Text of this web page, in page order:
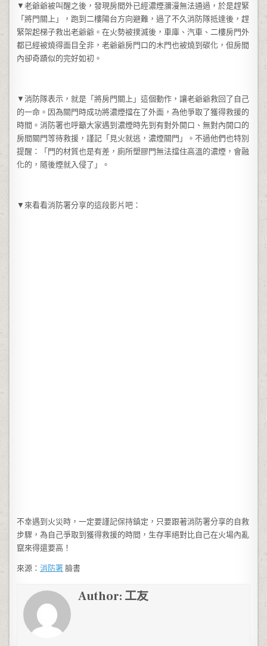
▼老爺爺被叫醒之後，發現房間外已經濃煙瀰漫無法通過，於是趕緊
「將門關上」，跑到二樓陽台方向避難，過了不久消防隊抵達後，趕
緊架起梯子救出老爺爺。在火勢被撲滅後，車庫、汽車、二樓房門外
都已經被燒得面目全非，老爺爺房門口的木門也被燒到碳化，但房間
內卻奇蹟似的完好如初。
▼消防隊表示，就是「將房門關上」這個動作，讓老爺爺救回了自己
的一命。因為關門時成功將濃煙擋在了外面，為他爭取了獲得救援的
時間。消防署也呼籲大家遇到濃煙時先到有對外開口、無對內開口的
房間關門等待救援，謹記「見火就逃，濃煙關門」。不過他們也特別
提醒：「門的材質也是有差，廁所塑膠門無法擋住高溫的濃煙，會融
化的，隨後煙就入侵了」。
▼來看看消防署分享的這段影片吧：
不幸遇到火災時，一定要謹記保持鎮定，只要跟著消防署分享的自救
步驟，為自己爭取到獲得救援的時間，生存率絕對比自己在火場內亂
竄來得還要高！
來源：消防署 臉書
Author: 工友